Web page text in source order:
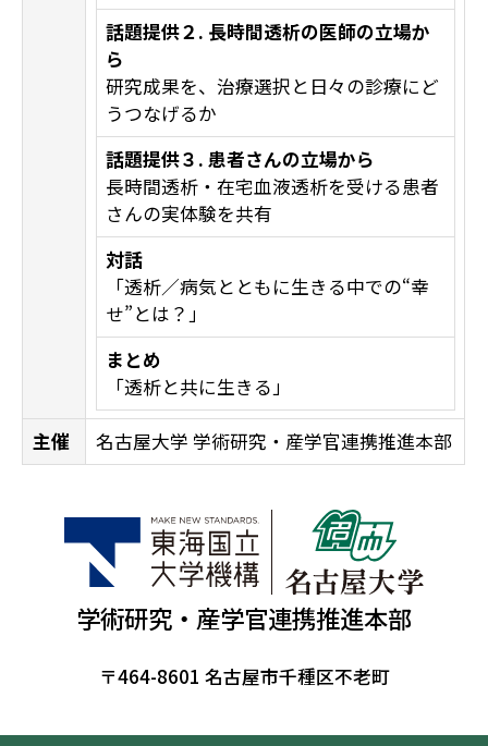
話題提供２. 長時間透析の医師の立場か
ら
研究成果を、治療選択と日々の診療にど
うつなげるか
話題提供３. 患者さんの立場から
長時間透析・在宅血液透析を受ける患者
さんの実体験を共有
対話
「透析／病気とともに生きる中での“幸
せ”とは？」
まとめ
「透析と共に生きる」
主催 名古屋大学 学術研究・産学官連携推進本部
学術研究・産学官連携推進本部
〒464-8601 名古屋市千種区不老町